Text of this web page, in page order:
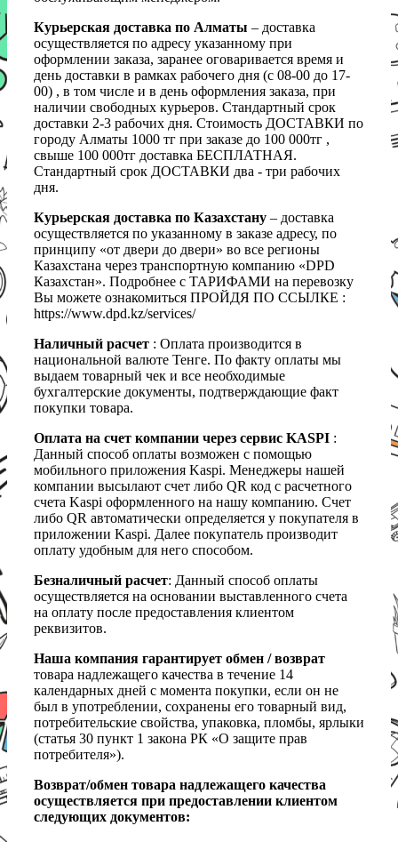
Курьерская доставка по Алматы – доставка
осуществляется по адресу указанному при
оформлении заказа, заранее оговаривается время и
день доставки в рамках рабочего дня (с 08-00 до 17-
00) , в том числе и в день оформления заказа, при
наличии свободных курьеров. Стандартный срок
доставки 2-3 рабочих дня. Стоимость ДОСТАВКИ по
городу Алматы 1000 тг при заказе до 100 000тг ,
свыше 100 000тг доставка БЕСПЛАТНАЯ.
Стандартный срок ДОСТАВКИ два - три рабочих
дня.
Курьерская доставка по Казахстану – доставка
осуществляется по указанному в заказе адресу, по
принципу «от двери до двери» во все регионы
Казахстана через транспортную компанию «DPD
Казахстан». Подробнее с ТАРИФАМИ на перевозку
Вы можете ознакомиться ПРОЙДЯ ПО ССЫЛКЕ :
https://www.dpd.kz/services/
Наличный расчет : Оплата производится в
национальной валюте Тенге. По факту оплаты мы
выдаем товарный чек и все необходимые
бухгалтерские документы, подтверждающие факт
покупки товара.
Оплата на счет компании через сервис KASPI :
Данный способ оплаты возможен с помощью
мобильного приложения Kaspi. Менеджеры нашей
компании высылают счет либо QR код с расчетного
счета Kaspi оформленного на нашу компанию. Счет
либо QR автоматически определяется у покупателя в
приложении Kaspi. Далее покупатель производит
оплату удобным для него способом.
Безналичный расчет: Данный способ оплаты
осуществляется на основании выставленного счета
на оплату после предоставления клиентом
реквизитов.
Наша компания гарантирует обмен / возврат
товара надлежащего качества в течение 14
календарных дней с момента покупки, если он не
был в употреблении, сохранены его товарный вид,
потребительские свойства, упаковка, пломбы, ярлыки
(статья 30 пункт 1 закона РК «О защите прав
потребителя»).
Возврат/обмен товара надлежащего качества
осуществляется при предоставлении клиентом
следующих документов: